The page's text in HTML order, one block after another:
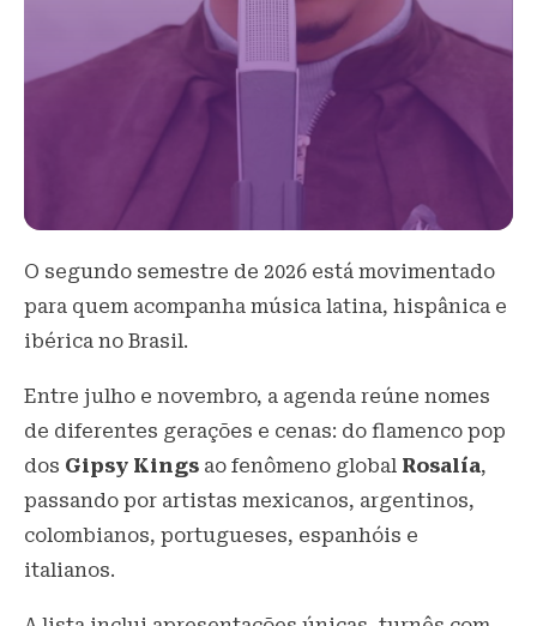
O segundo semestre de 2026 está movimentado
para quem acompanha música latina, hispânica e
ibérica no Brasil.
Entre julho e novembro, a agenda reúne nomes
de diferentes gerações e cenas: do flamenco pop
dos Gipsy Kings ao fenômeno global Rosalía,
passando por artistas mexicanos, argentinos,
colombianos, portugueses, espanhóis e
italianos.